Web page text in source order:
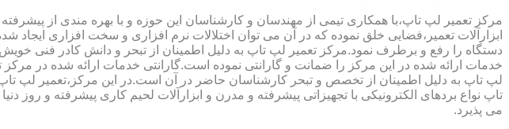
مرکز تعمیر لپ تاپ،با همکاری تیمی از مهندسان و کارشناسان این حوزه و با بهره مندی از پیشرفته
ابزارآلات تعمیر،فضایی خلق نموده که در آن می توان اختلالات نرم افزاری و سخت افزاری ایجاد
دستگاه را رفع و برطرف نمود.مرکز تعمیر لپ تاپ به دلیل اطمینان از تبحر و دانش کادر فنی
خدمات ارائه شده در این مرکز را ضمانت و گارانتی نموده است.گارانتی خدمات ارائه شده در مرکز
لپ تاپ به دلیل اطمینان از تخصص و تبحر کارشناسان حاضر در آن است.در این مرکز،تعمیر لپ
تاپ نواع بردهای الکترونیکی با تجهیزاتی پیشرفته و مدرن و ابزارآلات لحیم کاری پیشرفته و روز دنیا
می پذیرد.